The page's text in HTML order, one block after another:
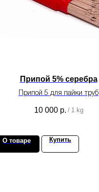
Припой 5% серебра
Припой 5 для пайки труб
10 000 р. / 1 kg
О товаре Купить